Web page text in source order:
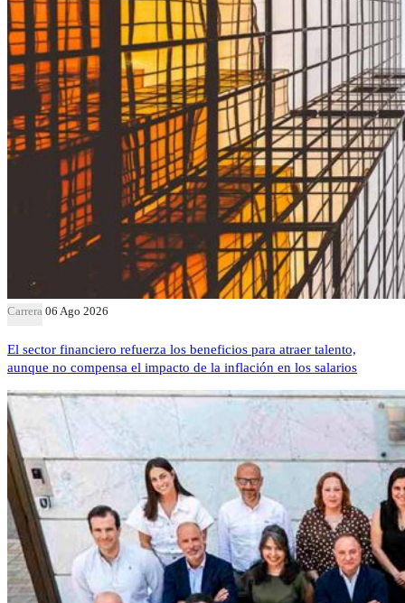
Carrera 06 Ago 2026
El sector financiero refuerza los beneficios para atraer talento,
aunque no compensa el impacto de la inflación en los salarios